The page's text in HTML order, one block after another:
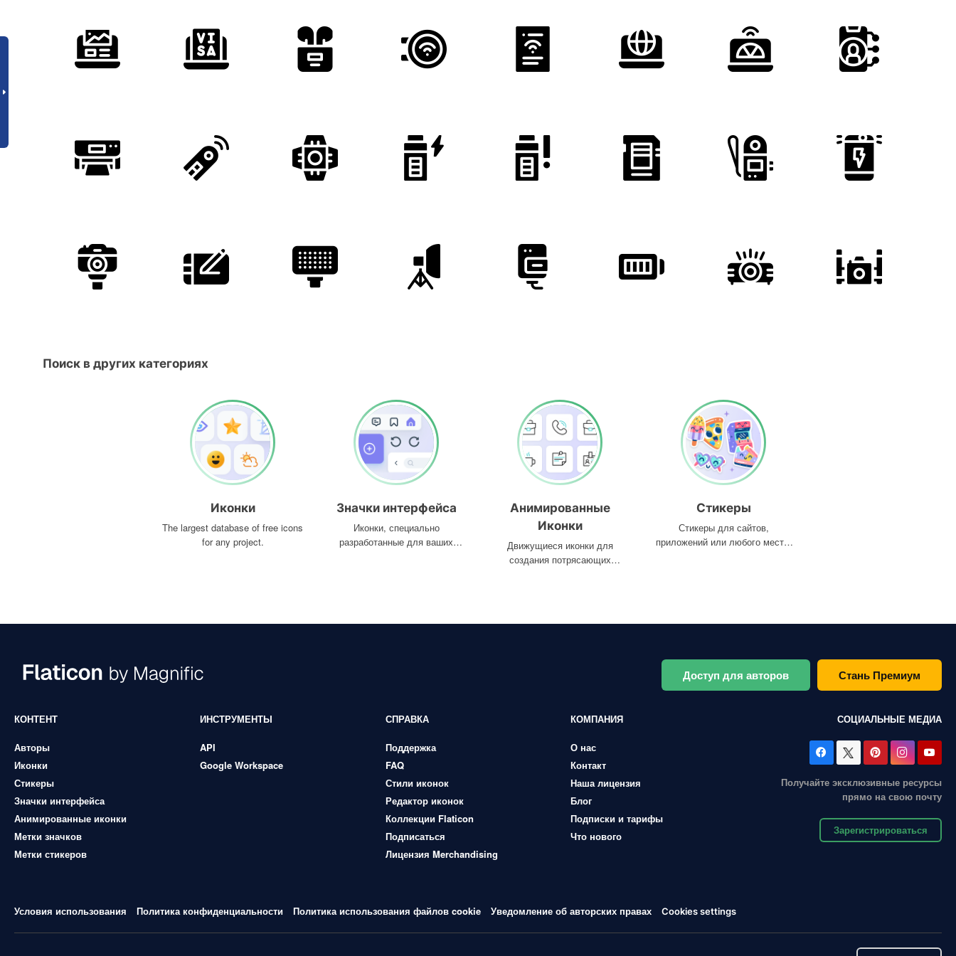
Поиск в других категориях
Иконки
The largest database of free icons
for any project.
Значки интерфейса
Иконки, специально
разработанные для ваших
Анимированные
Иконки
Движущиеся иконки для
создания потрясающих
Стикеры
Стикеры для сайтов,
приложений или любого места,
Доступ для авторов Стань Премиум
КОНТЕНТ
Авторы
Иконки
Стикеры
Значки интерфейса
Анимированные иконки
Метки значков
Метки стикеров
ИНСТРУМЕНТЫ
API
Google Workspace
СПРАВКА
Поддержка
FAQ
Стили иконок
Редактор иконок
Коллекции Flaticon
Подписаться
Лицензия Merchandising
КОМПАНИЯ
О нас
Контакт
Наша лицензия
Блог
Подписки и тарифы
Что нового
СОЦИАЛЬНЫЕ МЕДИА
Получайте эксклюзивные ресурсы
прямо на свою почту
Зарегистрироваться
Условия использования Политика конфиденциальности Политика использования файлов cookie Уведомление об авторских правах Cookies settings